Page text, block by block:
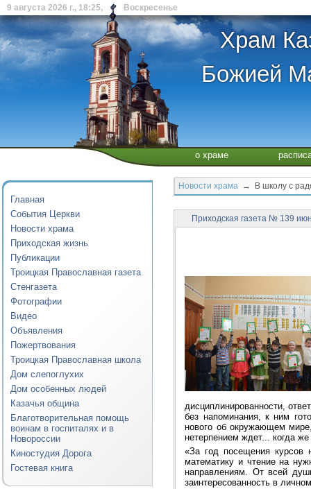
9 августа 2026 г., 18:25, Воскресенье
Храм
Божией
о храме
Главная
События Церкви
Новости храма
Приходская жизнь
Публикации
Троицкая Православная газета
Стенгазета
Фотографии
Видео
Объявления
Пожертвования
Троицкая Православная школа
Дом слепоглухих
Дом особенных людей
Казачья община
Благотворительная помощь
воинам в госпиталях и в
Новороссии
Киностудия Дорога
Гостевая книга
Новости храма → В школу с
Приходская газета № 139
дисциплинированности,
без напоминания, к ним
нового об окружающем
нетерпением ждет... когда
«За год посещения курсов
математику и чтение на
направлениям. От всей
заинтересованность в